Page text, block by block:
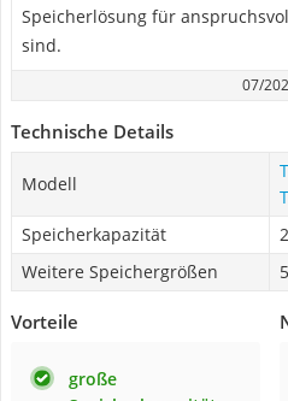
Speicherlösung für
sind.
07/
Technische Details
Modell
Speicherkapazität
Weitere Speichergrößen
Vorteile
große